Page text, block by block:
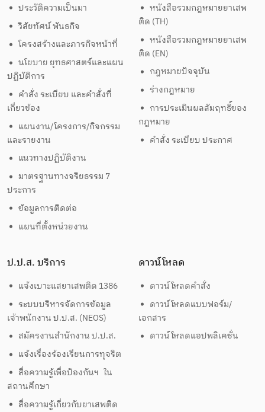
ประวัติความเป็นมา
วิสัยทัศน์ พันธกิจ
โครงสร้างและภารกิจหน้าที่
นโยบาย ยุทธศาสตร์และแผน
ปฏิบัติการ
คำสั่ง ระเบียบ และคำสั่งที่
เกี่ยวข้อง
แผนงาน/โครงการ/กิจกรรม
และรายงาน
แนวทางปฏิบัติงาน
มาตรฐานทางจริยธรรม 7
ประการ
ข้อมูลการติดต่อ
แผนที่ตั้งหน่วยงาน
หนังสือรวมกฎหมายยาเสพ
ติด (TH)
หนังสือรวมกฎหมายยาเสพ
ติด (EN)
กฎหมายปัจจุบัน
ร่างกฎหมาย
การประเมินผลสัมฤทธิ์ของ
กฎหมาย
คำสั่ง ระเบียบ ประกาศ
ป.ป.ส. บริการ
แจ้งเบาะแสยาเสพติด 1386
ระบบบริหารจัดการข้อมูล
เจ้าพนักงาน ป.ป.ส. (NEOS)
สมัครงานสำนักงาน ป.ป.ส.
แจ้งเรื่องร้องเรียนการทุจริต
สื่อความรู้เพื่อป้องกันฯ ใน
สถานศึกษา
สื่อความรู้เกี่ยวกับยาเสพติด
ดาวน์โหลด
ดาวน์โหลดคำสั่ง
ดาวน์โหลดแบบฟอร์ม/
เอกสาร
ดาวน์โหลดแอปพลิเคชั่น